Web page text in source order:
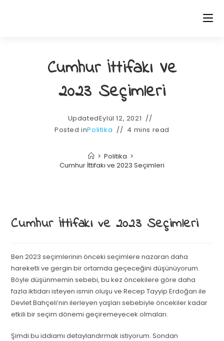
Cumhur İttifakı Ve
2023 Seçimleri
UpdatedEylül 12, 2021
Posted inPolitika 4 mins read
> Politika >
Cumhur İttifakı ve 2023 Seçimleri
Cumhur İttifakı ve 2023 Seçimleri
Ben 2023 seçimlerinin önceki seçimlere nazaran daha
hareketli ve gergin bir ortamda geçeceğini düşünüyorum.
Böyle düşünmemin sebebi, bu kez öncekilere göre daha
fazla iktidarı isteyen ismin oluşu ve Recep Tayyip Erdoğan ile
Devlet Bahçeli’nin ilerleyen yaşları sebebiyle öncekiler kadar
etkili bir seçim dönemi geçiremeyecek olmaları.
Şimdi bu iddiamı detaylandırmak istiyorum. Sondan